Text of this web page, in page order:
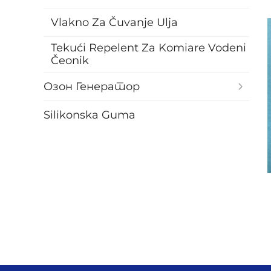
Mekoća: Podseća na udobnost prirodnih vlakana.
Hipoalergeno: Otporno na plijesan, plesan i
Uklanjanje vlage: Uklanja vlagu sa tela,
Trajnost: Zadržava elastičnost i otpornost nakon
Ekonomičnost: Jeftinije u odnosu na prirodne
2. Ravnomerne poroznosti, prirodna isparljivost i
3. Veliko upijanje tečnosti, netopivo, ne
1. Nežutkasto usled dugotrajnog skladištenja,
Vlakno Za Čuvanje Ulja
Tekući Repelent Za Komiare Vodeni
Čeonik
Озон Генератор
Silikonska Guma